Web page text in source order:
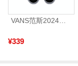
VANS范斯2024中性SK8-HiCL帆布鞋/硫化鞋VN000D5IB8C
¥339